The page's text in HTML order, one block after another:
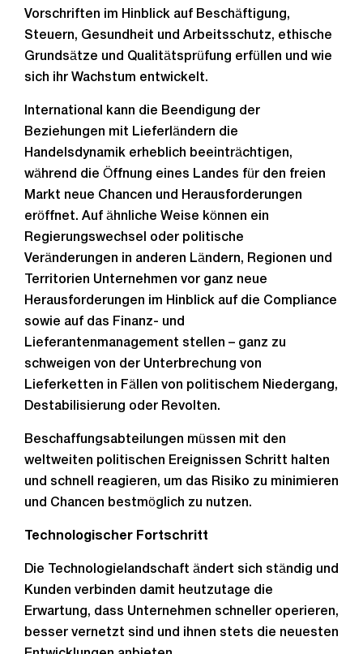
Vorschriften im Hinblick auf Beschäftigung,
Steuern, Gesundheit und Arbeitsschutz, ethische
Grundsätze und Qualitätsprüfung erfüllen und wie
sich ihr Wachstum entwickelt.
International kann die Beendigung der
Beziehungen mit Lieferländern die
Handelsdynamik erheblich beeinträchtigen,
während die Öffnung eines Landes für den freien
Markt neue Chancen und Herausforderungen
eröffnet. Auf ähnliche Weise können ein
Regierungswechsel oder politische
Veränderungen in anderen Ländern, Regionen und
Territorien Unternehmen vor ganz neue
Herausforderungen im Hinblick auf die Compliance
sowie auf das Finanz- und
Lieferantenmanagement stellen – ganz zu
schweigen von der Unterbrechung von
Lieferketten in Fällen von politischem Niedergang,
Destabilisierung oder Revolten.
Beschaffungsabteilungen müssen mit den
weltweiten politischen Ereignissen Schritt halten
und schnell reagieren, um das Risiko zu minimieren
und Chancen bestmöglich zu nutzen.
Technologischer Fortschritt
Die Technologielandschaft ändert sich ständig und
Kunden verbinden damit heutzutage die
Erwartung, dass Unternehmen schneller operieren,
besser vernetzt sind und ihnen stets die neuesten